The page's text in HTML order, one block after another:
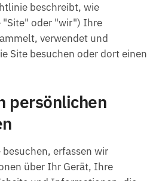
beschreibt, wie
oder "wir") Ihre
verwendet und
Site besuchen oder dort einen
persönlichen
besuchen, erfassen wir
über Ihr Gerät, Ihre